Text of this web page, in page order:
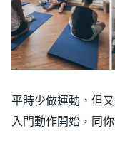
平時少做運動，但
入門動作開始，同